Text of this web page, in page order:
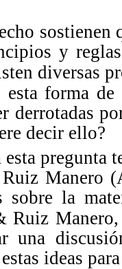
y
diversas
forma de
derrotadas
decir ello?
esta
Manero
sobre la
Ruiz
una
ideas